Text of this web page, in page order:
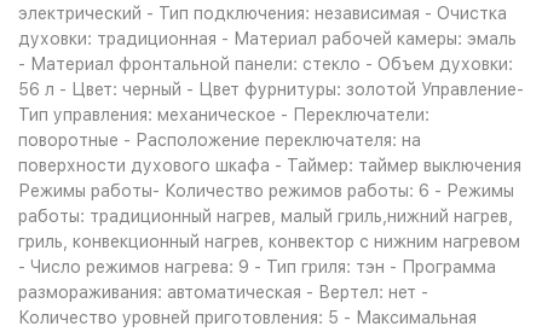
электрический - Тип подключения: независимая - Очистка
духовки: традиционная - Материал рабочей камеры: эмаль
- Материал фронтальной панели: стекло - Объем духовки:
56 л - Цвет: черный - Цвет фурнитуры: золотой Управление-
Тип управления: механическое - Переключатели:
поворотные - Расположение переключателя: на
поверхности духового шкафа - Таймер: таймер выключения
Режимы работы- Количество режимов работы: 6 - Режимы
работы: традиционный нагрев, малый гриль,нижний нагрев,
гриль, конвекционный нагрев, конвектор с нижним нагревом
- Число режимов нагрева: 9 - Тип гриля: тэн - Программа
размораживания: автоматическая - Вертел: нет -
Количество уровней приготовления: 5 - Максимальная